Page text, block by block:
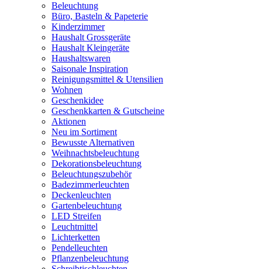
Beleuchtung
Büro, Basteln & Papeterie
Kinderzimmer
Haushalt Grossgeräte
Haushalt Kleingeräte
Haushaltswaren
Saisonale Inspiration
Reinigungsmittel & Utensilien
Wohnen
Geschenkidee
Geschenkkarten & Gutscheine
Aktionen
Neu im Sortiment
Bewusste Alternativen
Weihnachtsbeleuchtung
Dekorationsbeleuchtung
Beleuchtungszubehör
Badezimmerleuchten
Deckenleuchten
Gartenbeleuchtung
LED Streifen
Leuchtmittel
Lichterketten
Pendelleuchten
Pflanzenbeleuchtung